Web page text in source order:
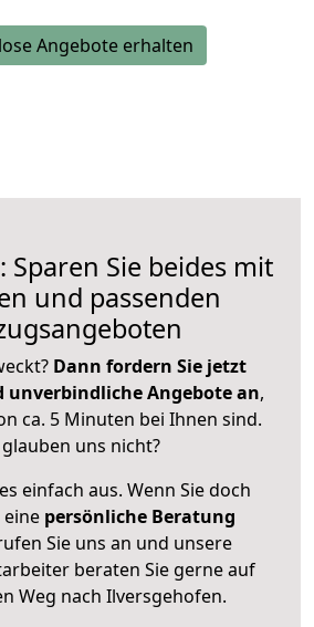
Angebote erhalten
Sparen Sie beides mit
und passenden
Dann fordern Sie jetzt
unverbindliche Angebote an,
ca. 5 Minuten bei Ihnen sind.
glauben uns nicht?
einfach aus. Wenn Sie doch
persönliche Beratung
Sie uns an und unsere
beraten Sie gerne auf
Weg nach Ilversgehofen.